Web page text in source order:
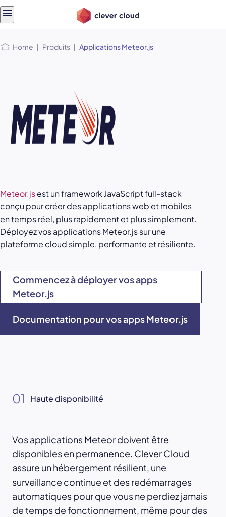
Home | Produits | Applications Meteor.js
Meteor.jsest un framework JavaScript full-stack
conçu pour créer des applications web et mobiles
en temps réel, plus rapidement et plus simplement.
Déployez vos applications Meteor.js sur une
plateforme cloud simple, performante et résiliente.
Commencez à déployer vos apps
Meteor.js
Documentation pour vos apps Meteor.js
01 Haute disponibilité
Vos applications Meteor doivent être
disponibles en permanence. Clever Cloud
assure un hébergement résilient, une
surveillance continue et des redémarrages
automatiques pour que vous ne perdiez jamais
de temps de fonctionnement, même pour des